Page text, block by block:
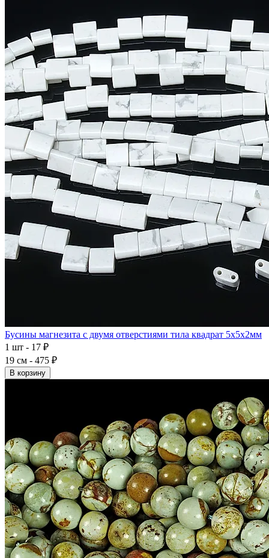
Бусины магнезита с двумя отверстиями тила квадрат 5x5x2мм
1 шт - 17 ₽
19 см - 475 ₽
В корзину